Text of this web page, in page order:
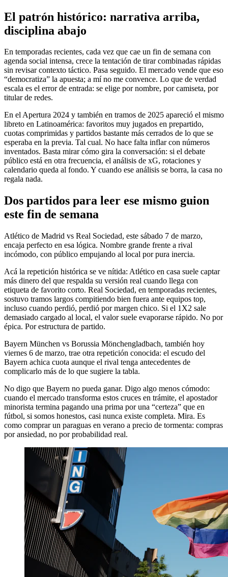
El patrón histórico: narrativa arriba,
disciplina abajo
En temporadas recientes, cada vez que cae un fin de semana con
agenda social intensa, crece la tentación de tirar combinadas rápidas
sin revisar contexto táctico. Pasa seguido. El mercado vende que eso
“democratiza” la apuesta; a mí no me convence. Lo que de verdad
escala es el error de entrada: se elige por nombre, por camiseta, por
titular de redes.
En el Apertura 2024 y también en tramos de 2025 apareció el mismo
libreto en Latinoamérica: favoritos muy jugados en prepartido,
cuotas comprimidas y partidos bastante más cerrados de lo que se
esperaba en la previa. Tal cual. No hace falta inflar con números
inventados. Basta mirar cómo gira la conversación: si el debate
público está en otra frecuencia, el análisis de xG, rotaciones y
calendario queda al fondo. Y cuando ese análisis se borra, la casa no
regala nada.
Dos partidos para leer ese mismo guion
este fin de semana
Atlético de Madrid vs Real Sociedad, este sábado 7 de marzo,
encaja perfecto en esa lógica. Nombre grande frente a rival
incómodo, con público empujando al local por pura inercia.
Acá la repetición histórica se ve nítida: Atlético en casa suele captar
más dinero del que respalda su versión real cuando llega con
etiqueta de favorito corto. Real Sociedad, en temporadas recientes,
sostuvo tramos largos compitiendo bien fuera ante equipos top,
incluso cuando perdió, perdió por margen chico. Si el 1X2 sale
demasiado cargado al local, el valor suele evaporarse rápido. No por
épica. Por estructura de partido.
Bayern München vs Borussia Mönchengladbach, también hoy
viernes 6 de marzo, trae otra repetición conocida: el escudo del
Bayern achica cuota aunque el rival tenga antecedentes de
complicarlo más de lo que sugiere la tabla.
No digo que Bayern no pueda ganar. Digo algo menos cómodo:
cuando el mercado transforma estos cruces en trámite, el apostador
minorista termina pagando una prima por una “certeza” que en
fútbol, si somos honestos, casi nunca existe completa. Mira. Es
como comprar un paraguas en verano a precio de tormenta: compras
por ansiedad, no por probabilidad real.